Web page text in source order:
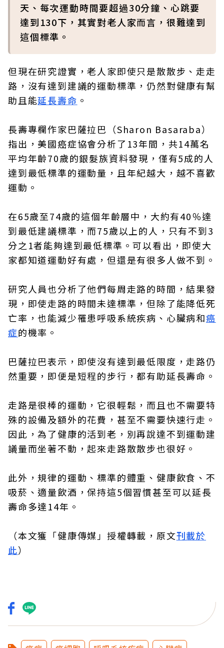
天、每次運動時間要超過30分鐘、心跳要
達到130下，其實對老人家而言，很難達到
這個標準。
但現在研究證實，老人家即使只是散散步、走走
路，沒有達到建議的運動標準，仍然對健康有幫
助且能延長壽命 。
長壽專欄作家巴薩拉巴（Sharon Basaraba）
指出，美國癌症協會分析了13年間，共14萬名
平均年齡70歲的銀髮族資料發現，僅有5成的人
達到最低標準的運動量，且年紀越大，越不喜歡
運動。
在65歲至74歲的這個年齡層中，大約有40％達
到最低建議標準，而75歲以上的人，只有不到3
分之1者能夠達到最低標準。可以看出，即使大
家都知道運動好有處，但還是有很多人做不到。
研究人員也分析了他們每周走路的時間，結果發
現，即使走路的時間未達標準，但除了能降低死
亡率，也能減少罹患呼吸系統疾病、心臟病和癌
症的機率。
巴薩拉巴表示，即使沒有達到最低限度，走路仍
然重要，即便是短程的步行，都有助延長壽命。
走路是很棒的運動，它很輕鬆，而且也不需要特
殊的設備及額外的花費，甚至不需要快速行走。
因此，為了健康的活到老，別再說達不到運動建
議量而坐著不動，起來走路散散步也很好。
此外，規律的運動、標準的體重、健康飲食、不
吸菸、適量飲酒，保持這5個習慣甚至可以延長
壽命多達14年。
（本文獲「健康傳媒」授權轉載，原文刊載於
此）